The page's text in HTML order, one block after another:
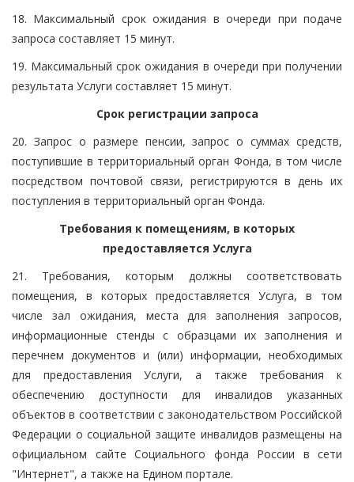
18. Максимальный срок ожидания в очереди при подаче
запроса составляет 15 минут.
19. Максимальный срок ожидания в очереди при получении
результата Услуги составляет 15 минут.
Срок регистрации запроса
20. Запрос о размере пенсии, запрос о суммах средств,
поступившие в территориальный орган Фонда, в том числе
посредством почтовой связи, регистрируются в день их
поступления в территориальный орган Фонда.
Требования к помещениям, в которых
предоставляется Услуга
21. Требования, которым должны соответствовать
помещения, в которых предоставляется Услуга, в том
числе зал ожидания, места для заполнения запросов,
информационные стенды с образцами их заполнения и
перечнем документов и (или) информации, необходимых
для предоставления Услуги, а также требования к
обеспечению доступности для инвалидов указанных
объектов в соответствии с законодательством Российской
Федерации о социальной защите инвалидов размещены на
официальном сайте Социального фонда России в сети
"Интернет", а также на Едином портале.